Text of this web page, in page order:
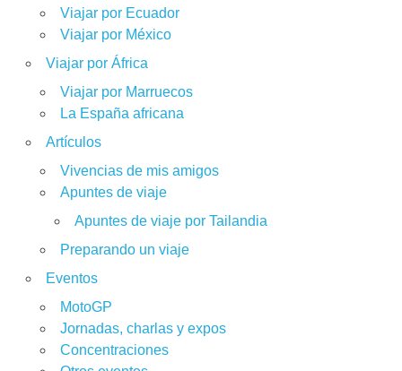
Viajar por Ecuador
Viajar por México
Viajar por África
Viajar por Marruecos
La España africana
Artículos
Vivencias de mis amigos
Apuntes de viaje
Apuntes de viaje por Tailandia
Preparando un viaje
Eventos
MotoGP
Jornadas, charlas y expos
Concentraciones